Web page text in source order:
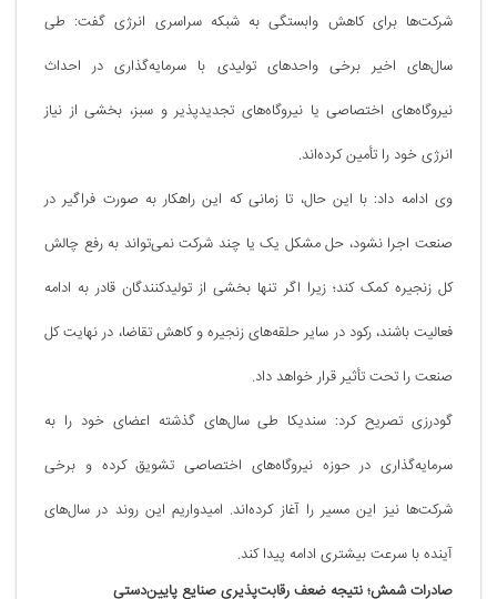
شرکت‌ها برای کاهش وابستگی به شبکه سراسری انرژی گفت: طی
سال‌های اخیر برخی واحدهای تولیدی با سرمایه‌گذاری در احداث
نیروگاه‌های اختصاصی یا نیروگاه‌های تجدیدپذیر و سبز، بخشی از نیاز
انرژی خود را تأمین کرده‌اند.
وی ادامه داد: با این حال، تا زمانی که این راهکار به صورت فراگیر در
صنعت اجرا نشود، حل مشکل یک یا چند شرکت نمی‌تواند به رفع چالش
کل زنجیره کمک کند؛ زیرا اگر تنها بخشی از تولیدکنندگان قادر به ادامه
فعالیت باشند، رکود در سایر حلقه‌های زنجیره و کاهش تقاضا، در نهایت کل
صنعت را تحت تأثیر قرار خواهد داد.
گودرزی تصریح کرد: سندیکا طی سال‌های گذشته اعضای خود را به
سرمایه‌گذاری در حوزه نیروگاه‌های اختصاصی تشویق کرده و برخی
شرکت‌ها نیز این مسیر را آغاز کرده‌اند. امیدواریم این روند در سال‌های
آینده با سرعت بیشتری ادامه پیدا کند.
صادرات شمش؛ نتیجه ضعف رقابت‌پذیری صنایع پایین‌دستی